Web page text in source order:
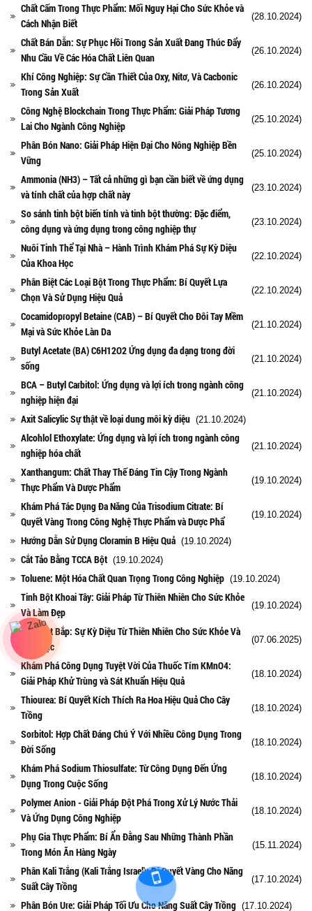
Chất Cấm Trong Thực Phẩm: Mối Nguy Hại Cho Sức Khỏe và
Cách Nhận Biết
(28.10.2024)
Chất Bán Dẫn: Sự Phục Hồi Trong Sản Xuất Đang Thúc Đẩy
Nhu Cầu Về Các Hóa Chất Liên Quan
(26.10.2024)
Khí Công Nghiệp: Sự Cần Thiết Của Oxy, Nitơ, Và Cacbonic
Trong Sản Xuất
(26.10.2024)
Công Nghệ Blockchain Trong Thực Phẩm: Giải Pháp Tương
Lai Cho Ngành Công Nghiệp
(25.10.2024)
Phân Bón Nano: Giải Pháp Hiện Đại Cho Nông Nghiệp Bền
Vững
(25.10.2024)
Ammonia (NH3) – Tất cả những gì bạn cần biết về ứng dụng
và tính chất của hợp chất này
(23.10.2024)
So sánh tinh bột biến tính và tinh bột thường: Đặc điểm,
công dụng và ứng dụng trong công nghiệp thự
(23.10.2024)
Nuôi Tinh Thể Tại Nhà – Hành Trình Khám Phá Sự Kỳ Diệu
Của Khoa Học
(22.10.2024)
Phân Biệt Các Loại Bột Trong Thực Phẩm: Bí Quyết Lựa
Chọn Và Sử Dụng Hiệu Quả
(22.10.2024)
Cocamidopropyl Betaine (CAB) – Bí Quyết Cho Đôi Tay Mềm
Mại và Sức Khỏe Làn Da
(21.10.2024)
Butyl Acetate (BA) C6H12O2 Ứng dụng đa dạng trong đời
sống
(21.10.2024)
BCA – Butyl Carbitol: Ứng dụng và lợi ích trong ngành công
nghiệp hiện đại
(21.10.2024)
Axit Salicylic Sự thật về loại dung môi kỳ diệu (21.10.2024)
Alcohlol Ethoxylate: Ứng dụng và lợi ích trong ngành công
nghiệp hóa chất
(21.10.2024)
Xanthangum: Chất Thay Thế Đáng Tin Cậy Trong Ngành
Thực Phẩm Và Dược Phẩm
(19.10.2024)
Khám Phá Tác Dụng Đa Năng Của Trisodium Citrate: Bí
Quyết Vàng Trong Công Nghệ Thực Phẩm và Dược Phẩ
(19.10.2024)
Hướng Dẫn Sử Dụng Cloramin B Hiệu Quả (19.10.2024)
Cắt Tảo Bằng TCCA Bột (19.10.2024)
Toluene: Một Hóa Chất Quan Trọng Trong Công Nghiệp (19.10.2024)
Tinh Bột Khoai Tây: Giải Pháp Từ Thiên Nhiên Cho Sức Khỏe
Và Làm Đẹp
(19.10.2024)
Tinh Bột Bắp: Sự Kỳ Diệu Từ Thiên Nhiên Cho Sức Khỏe Và
Ẩm Thực
(07.06.2025)
Khám Phá Công Dụng Tuyệt Vời Của Thuốc Tím KMnO4:
Giải Pháp Khử Trùng và Sát Khuẩn Hiệu Quả
(18.10.2024)
Thiourea: Bí Quyết Kích Thích Ra Hoa Hiệu Quả Cho Cây
Trồng
(18.10.2024)
Sorbitol: Hợp Chất Đáng Chú Ý Với Nhiều Công Dụng Trong
Đời Sống
(18.10.2024)
Khám Phá Sodium Thiosulfate: Từ Công Dụng Đến Ứng
Dụng Trong Cuộc Sống
(18.10.2024)
Polymer Anion - Giải Pháp Đột Phá Trong Xử Lý Nước Thải
Và Ứng Dụng Công Nghiệp
(18.10.2024)
Phụ Gia Thực Phẩm: Bí Ẩn Đằng Sau Những Thành Phần
Trong Món Ăn Hàng Ngày
(15.11.2024)
Phân Kali Trắng (Kali Trắng Israel): Bí Quyết Vàng Cho Năng
Suất Cây Trồng
(17.10.2024)
Phân Bón Ure: Giải Pháp Tối Ưu Cho Năng Suất Cây Trồng (17.10.2024)